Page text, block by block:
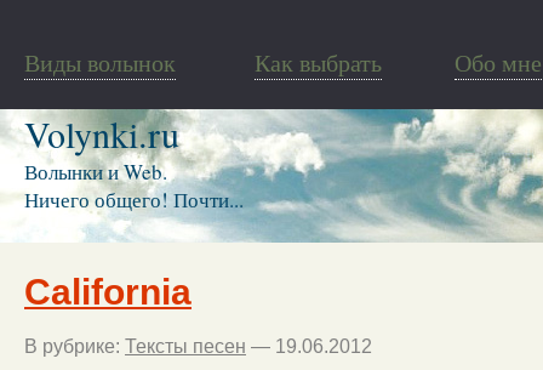
Виды волынок Как выбрать Обо мне
Volynki.ru
Волынки и Web.
Ничего общего! Почти...
California
В рубрике: Тексты песен — 19.06.2012